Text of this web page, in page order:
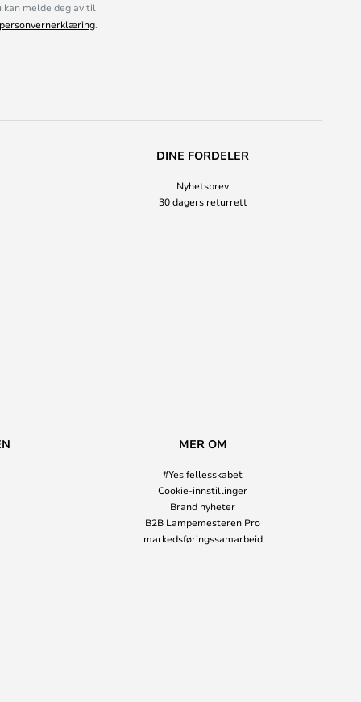
melde deg av til
personvernerklæring.
DINE FORDELER
Nyhetsbrev
30 dagers returrett
MER OM
#Yes fellesskabet
Cookie-innstillinger
Brand nyheter
B2B Lampemesteren Pro
markedsføringssamarbeid